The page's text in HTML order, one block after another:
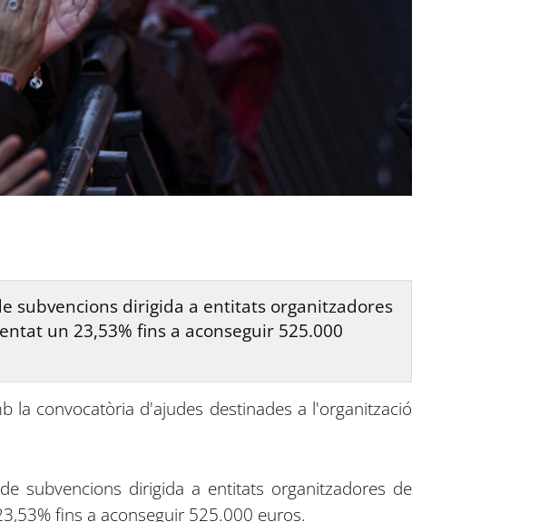
subvencions dirigida a entitats organitzadores
un 23,53% fins a aconseguir 525.000
la convocatòria d'ajudes destinades a l'organització
subvencions dirigida a entitats organitzadores de
fins a aconseguir 525.000 euros.